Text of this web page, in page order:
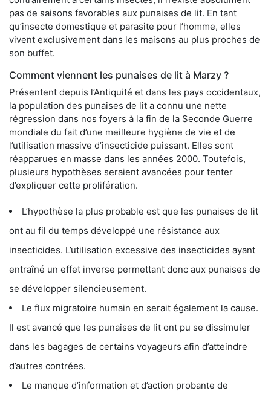
pas de saisons favorables aux punaises de lit. En tant
qu’insecte domestique et parasite pour l’homme, elles
vivent exclusivement dans les maisons au plus proches de
son buffet.
Comment viennent les punaises de lit à Marzy ?
Présentent depuis l’Antiquité et dans les pays occidentaux,
la population des punaises de lit a connu une nette
régression dans nos foyers à la fin de la Seconde Guerre
mondiale du fait d’une meilleure hygiène de vie et de
l’utilisation massive d’insecticide puissant. Elles sont
réapparues en masse dans les années 2000. Toutefois,
plusieurs hypothèses seraient avancées pour tenter
d’expliquer cette prolifération.
L’hypothèse la plus probable est que les punaises de lit
ont au fil du temps développé une résistance aux
insecticides. L’utilisation excessive des insecticides ayant
entraîné un effet inverse permettant donc aux punaises de
se développer silencieusement.
Le flux migratoire humain en serait également la cause.
Il est avancé que les punaises de lit ont pu se dissimuler
dans les bagages de certains voyageurs afin d’atteindre
d’autres contrées.
Le manque d’information et d’action probante de